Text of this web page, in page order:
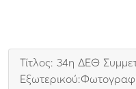
Τίτλος: 34η ΔΕΘ